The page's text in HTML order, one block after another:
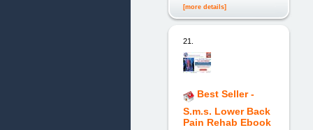
[more details]
21.
Best Seller -
S.m.s. Lower Back
Pain Rehab Ebook